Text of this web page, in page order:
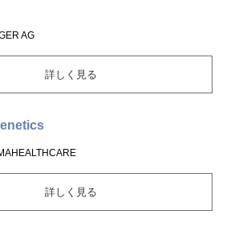
AG
詳しく見る
詳しく見る